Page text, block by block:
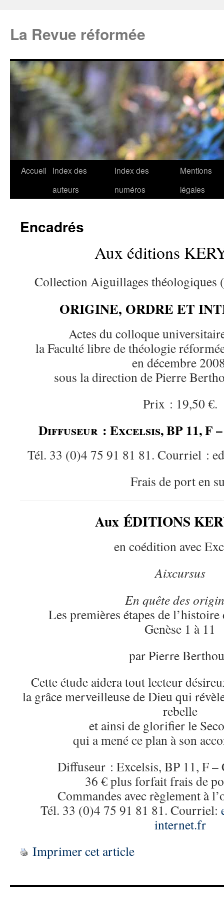
La Revue réformée
Accueil
Index des
auteurs
Index des
numéros
Mentions
légales
Encadrés
Aux éditions
Collection Aiguillages théologiques
ORIGINE, ORDRE ET
Actes du colloque
la Faculté libre de théologie
en décembre
sous la direction de Pierre
Prix : 19,50 €.
Diffuseur : Excelsis, BP 11, F
Tél. 33 (0)4 75 91 81 81. Courriel :
Frais de port en
Aux ÉDITIONS
en coédition avec
Aixcursus
En quête des
Les premières étapes de
Genèse 1 à 11
par Pierre
Cette étude aidera tout lecteur
la grâce merveilleuse de Dieu qui
rebelle
et ainsi de glorifier le
qui a mené ce plan à son
Diffuseur : Excelsis, BP 11, F –
36 € plus forfait frais de
Commandes avec règlement à
Tél. 33 (0)4 75 91 81 81. Courriel:
internet.fr
Imprimer cet article